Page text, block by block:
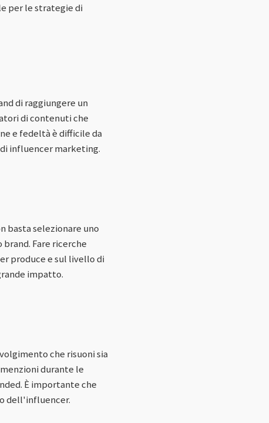
per le strategie di
di raggiungere un
di contenuti che
e fedeltà è difficile da
influencer marketing.
basta selezionare uno
Fare ricerche
produce e sul livello di
impatto.
che risuoni sia
durante le
È importante che
dell'influencer.